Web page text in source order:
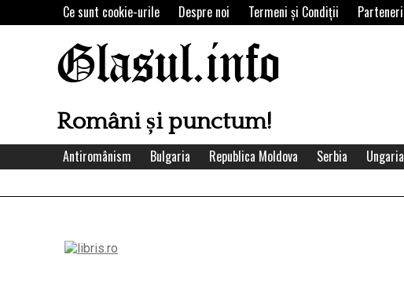
to
Ce sunt cookie-urile Despre noi Termeni şi Condiţii Parteneri
Glasul.info
Români și punctum!
Antiromânism Bulgaria Republica Moldova Serbia Ungaria
Left
Asides